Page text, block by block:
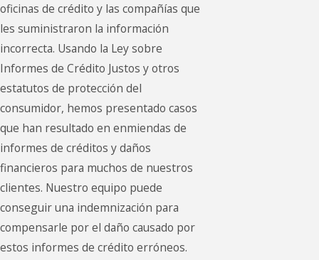
oficinas de crédito y las compañías que
les suministraron la información
incorrecta. Usando la Ley sobre
Informes de Crédito Justos y otros
estatutos de protección del
consumidor, hemos presentado casos
que han resultado en enmiendas de
informes de créditos y daños
financieros para muchos de nuestros
clientes. Nuestro equipo puede
conseguir una indemnización para
compensarle por el daño causado por
estos informes de crédito erróneos.